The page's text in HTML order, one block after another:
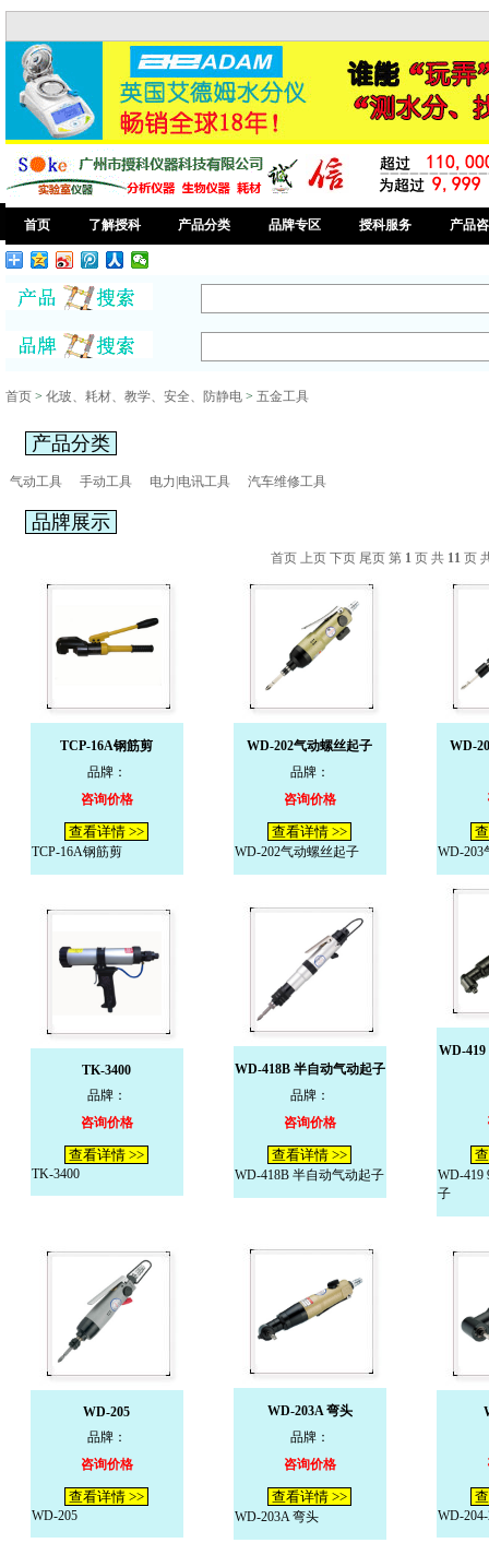
首页 了解授科 产品分类 品牌专区 授科服务 产品
首页> 化玻、耗材、教学、安全、防静电> 五金工具
产品分类
气动工具 手动工具 电力|电讯工具 汽车维修工具
品牌展示
首页 上页 下页 尾页第 1 页 共 11 页
TCP-16A钢筋剪
品牌：
咨询价格
查看详情 >>
TCP-16A钢筋剪
WD-202气动螺丝起子
品牌：
咨询价格
查看详情 >>
WD-202气动螺丝起子
WD-
WD-203
TK-3400
品牌：
咨询价格
查看详情 >>
TK-3400
WD-418B 半自动气动起子
品牌：
咨询价格
查看详情 >>
WD-418B 半自动气动起子
WD-419
WD-419
子
WD-205
品牌：
咨询价格
查看详情 >>
WD-205
WD-203A 弯头
品牌：
咨询价格
查看详情 >>
WD-203A 弯头 WD-